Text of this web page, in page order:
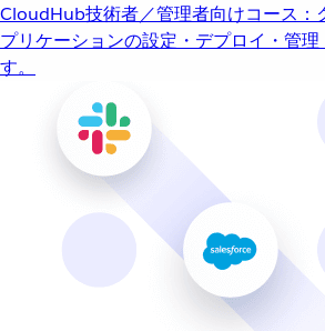
CloudHub技術者／管理者向けコース：
プリケーションの設定・デプロイ・管理
す。